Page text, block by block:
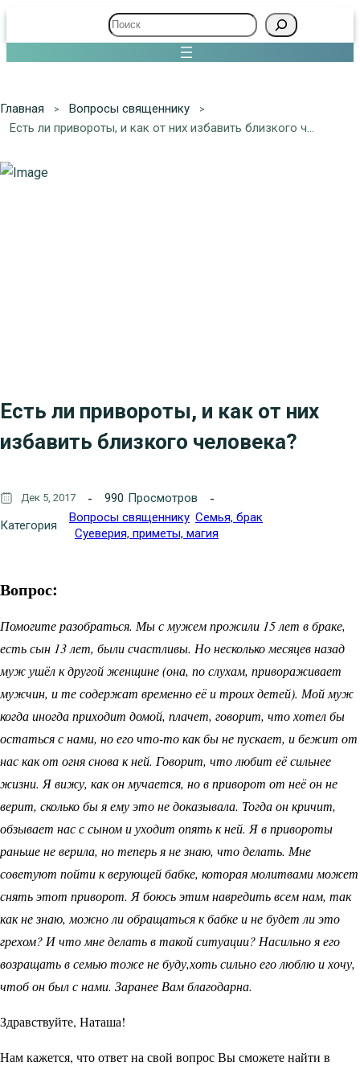
Поиск
Главная
Вопросы священнику
Есть ли привороты, и как от них избавить близкого человека?
Есть ли привороты, и как от них
избавить близкого человека?
Дек 5, 2017 990 Просмотров
Категория
Вопросы священнику Семья, брак
Суеверия, приметы, магия
Вопрос:
Помогите разобраться. Мы с мужем прожили 15 лет в браке,
есть сын 13 лет, были счастливы. Но несколько месяцев назад
муж ушёл к другой женщине (она, по слухам, привораживает
мужчин, и те содержат временно её и троих детей). Мой муж
когда иногда приходит домой, плачет, говорит, что хотел бы
остаться с нами, но его что-то как бы не пускает, и бежит от
нас как от огня снова к ней. Говорит, что любит её сильнее
жизни. Я вижу, как он мучается, но в приворот от неё он не
верит, сколько бы я ему это не доказывала. Тогда он кричит,
обзывает нас с сыном и уходит опять к ней. Я в привороты
раньше не верила, но теперь я не знаю, что делать. Мне
советуют пойти к верующей бабке, которая молитвами может
снять этот приворот. Я боюсь этим навредить всем нам, так
как не знаю, можно ли обращаться к бабке и не будет ли это
грехом? И что мне делать в такой ситуации? Насильно я его
возращать в семью тоже не буду,хоть сильно его люблю и хочу,
чтоб он был с нами. Заранее Вам благодарна.
Здравствуйте, Наташа!
Нам кажется, что ответ на свой вопрос Вы сможете найти в